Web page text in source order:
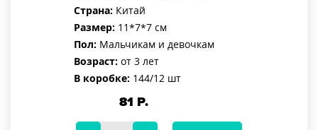
Страна: Китай
Размер: 11*7*7 см
Пол: Мальчикам и девочкам
Возраст: от 3 лет
В коробке: 144/12 шт
81 Р.